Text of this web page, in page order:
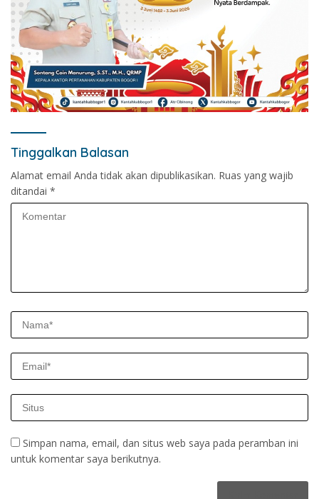
Tinggalkan Balasan
Alamat email Anda tidak akan dipublikasikan. Ruas yang wajib
ditandai *
Simpan nama, email, dan situs web saya pada peramban ini
untuk komentar saya berikutnya.